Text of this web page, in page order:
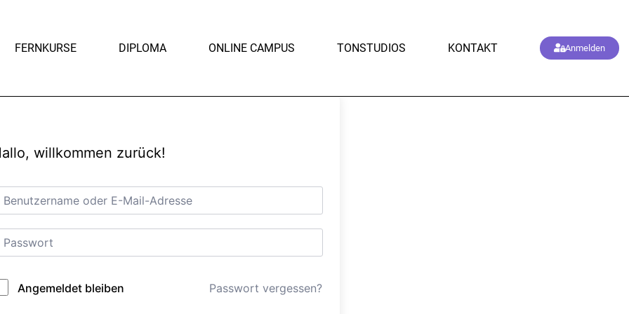
FERNKURSE DIPLOMA ONLINE CAMPUS TONSTUDIOS KONTAKT Anmelden
willkommen zurück!
Angemeldet bleiben Passwort vergessen?